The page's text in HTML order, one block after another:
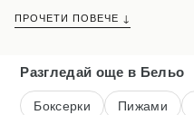
ПРОЧЕТИ ПОВЕЧЕ ↓
Разгледай още в Бельо
Боксерки Пижами